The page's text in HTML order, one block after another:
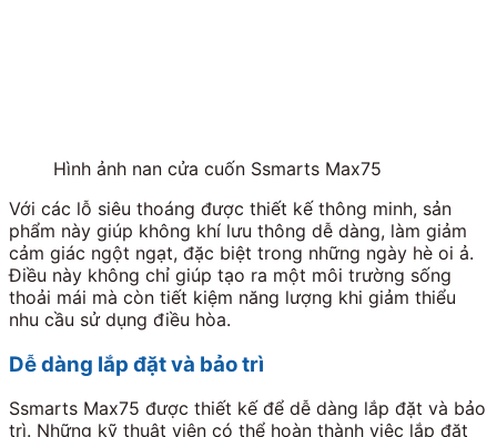
Hình ảnh nan cửa cuốn Ssmarts Max75
Với các lỗ siêu thoáng được thiết kế thông minh, sản
phẩm này giúp không khí lưu thông dễ dàng, làm giảm
cảm giác ngột ngạt, đặc biệt trong những ngày hè oi ả.
Điều này không chỉ giúp tạo ra một môi trường sống
thoải mái mà còn tiết kiệm năng lượng khi giảm thiểu
nhu cầu sử dụng điều hòa.
Dễ dàng lắp đặt và bảo trì
Ssmarts Max75 được thiết kế để dễ dàng lắp đặt và bảo
trì. Những kỹ thuật viên có thể hoàn thành việc lắp đặt